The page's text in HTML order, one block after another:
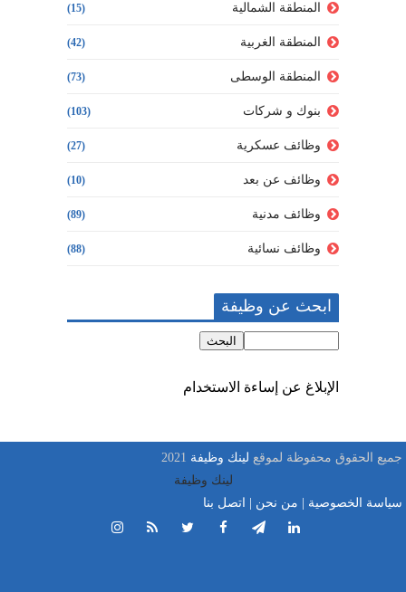
المنطقة الشمالية (15)
المنطقة الغربية (42)
المنطقة الوسطى (73)
بنوك و شركات (103)
وظائف عسكرية (27)
وظائف عن بعد (10)
وظائف مدنية (89)
وظائف نسائية (88)
ابحث عن وظيفة
الإبلاغ عن إساءة الاستخدام
جميع الحقوق محفوظة لموقع لينك وظيفة
لينك وظيفة
سياسة الخصوصية
من نحن اتصل بنا